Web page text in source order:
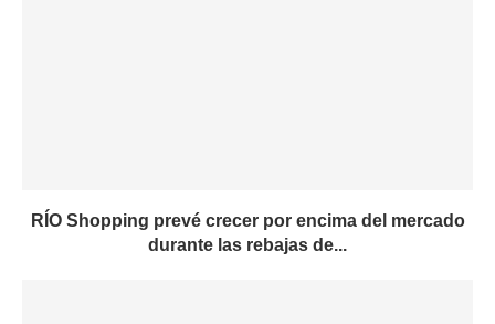
RÍO Shopping prevé crecer por encima del mercado
durante las rebajas de...